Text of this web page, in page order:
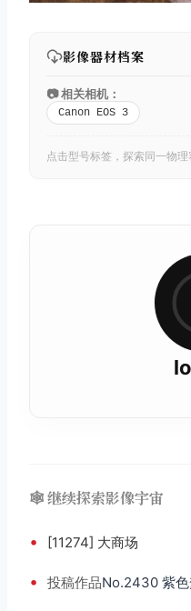
影像器材档案
📷 相关相机：
Canon EOS 3
点击型号标签，探索同一物理
🕸️ 继续探索影像宇宙
• [11274] 大商场
• 投稿作品No.2430 紫色